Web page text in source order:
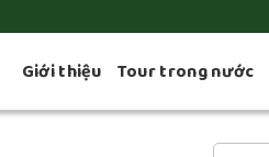
Giới thiệu Tour trong nước